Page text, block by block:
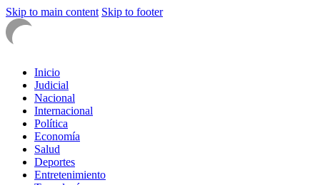
Skip to main content Skip to footer
Inicio
Judicial
Nacional
Internacional
Política
Economía
Salud
Deportes
Entretenimiento